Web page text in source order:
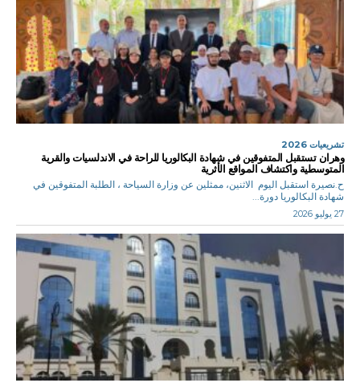
تشريعيات 2026
وهران تستقبل المتفوقين في شهادة البكالوريا للراحة في الاندلسيات والقرية
المتوسطية واكتشاف المواقع الأثرية
ح.نصيرة استقبل اليوم الاثنين، ممثلين عن وزارة السياحة ، الطلبة المتفوقين في
شهادة البكالوريا دورة...
27 يوليو 2026